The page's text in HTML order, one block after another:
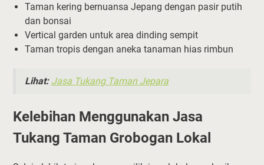
Taman kering bernuansa Jepang dengan pasir putih
dan bonsai
Vertical garden untuk area dinding sempit
Taman tropis dengan aneka tanaman hias rimbun
Lihat: Jasa Tukang Taman Jepara
Kelebihan Menggunakan Jasa
Tukang Taman Grobogan Lokal